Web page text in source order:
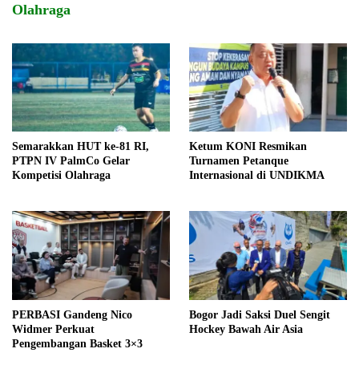
Olahraga
Semarakkan HUT ke-81 RI,
PTPN IV PalmCo Gelar
Kompetisi Olahraga
Ketum KONI Resmikan
Turnamen Petanque
Internasional di UNDIKMA
PERBASI Gandeng Nico
Widmer Perkuat
Pengembangan Basket 3×3
Bogor Jadi Saksi Duel Sengit
Hockey Bawah Air Asia